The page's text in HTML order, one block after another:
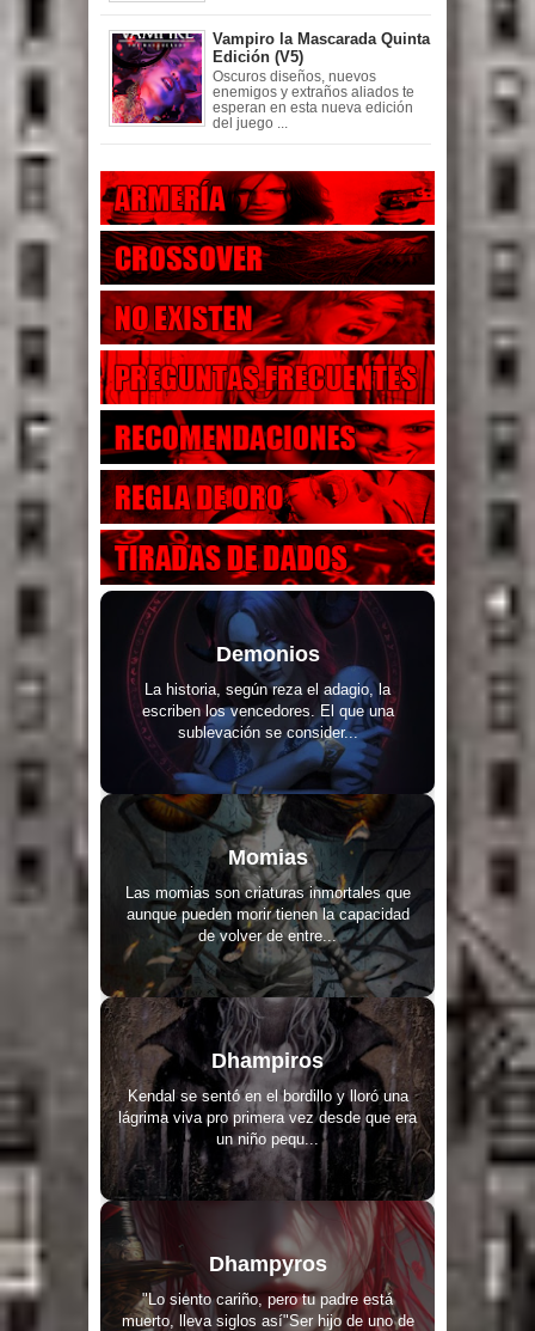
Vampiro la Mascarada Quinta
Edición (V5)
Oscuros diseños, nuevos
enemigos y extraños aliados te
esperan en esta nueva edición
del juego ...
Demonios
La historia, según reza el adagio, la
escriben los vencedores. El que una
sublevación se consider...
Momias
Las momias son criaturas inmortales que
aunque pueden morir tienen la capacidad
de volver de entre...
Dhampiros
Kendal se sentó en el bordillo y lloró una
lágrima viva pro primera vez desde que era
un niño pequ...
Dhampyros
"Lo siento cariño, pero tu padre está
muerto, lleva siglos así"Ser hijo de uno de